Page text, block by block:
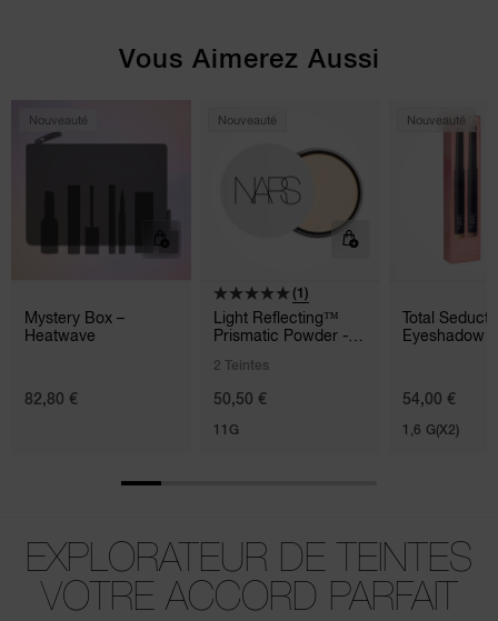
Vous Aimerez Aussi
Nouveauté
Mystery Box –
Heatwave
82,80 €
Nouveauté
(1)
Light Reflecting™
Prismatic Powder -
2 Teintes
50,50 €
11G
Nouveauté
Total
Eyeshadow
54,00 €
1,6 G(X2)
EXPLORATEUR DE TEINTES
VOTRE ACCORD PARFAIT